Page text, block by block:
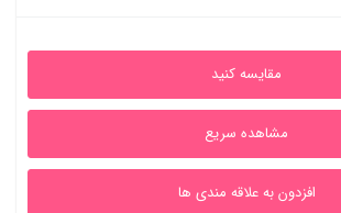
2,050,000ریال
1,230,000ریال
مقایسه کنید
مشاهده سریع
افزدون به علاقه مندی ها